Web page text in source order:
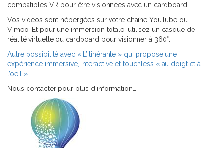
compatibles VR pour être visionnées avec un cardboard.
Vos vidéos sont hébergées sur votre chaîne YouTube ou
Vimeo. Et pour une immersion totale, utilisez un casque de
réalité virtuelle ou cardboard pour visionner à 360°.
Autre possibilité avec « L’Itinérante » qui propose une
expérience immersive, interactive et touchless « au doigt et à
l’oeil »…
Nous contacter pour plus d’information…